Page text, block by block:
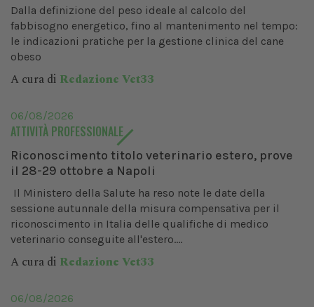
Dalla definizione del peso ideale al calcolo del
fabbisogno energetico, fino al mantenimento nel tempo:
le indicazioni pratiche per la gestione clinica del cane
obeso
A cura di Redazione Vet33
06/08/2026
ATTIVITÀ PROFESSIONALE
Riconoscimento titolo veterinario estero, prove
il 28-29 ottobre a Napoli
Il Ministero della Salute ha reso note le date della
sessione autunnale della misura compensativa per il
riconoscimento in Italia delle qualifiche di medico
veterinario conseguite all'estero....
A cura di Redazione Vet33
06/08/2026